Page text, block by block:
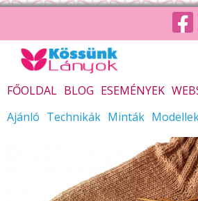
FŐOLDAL BLOG ESEMÉNYEK
Ajánló Technikák Minták